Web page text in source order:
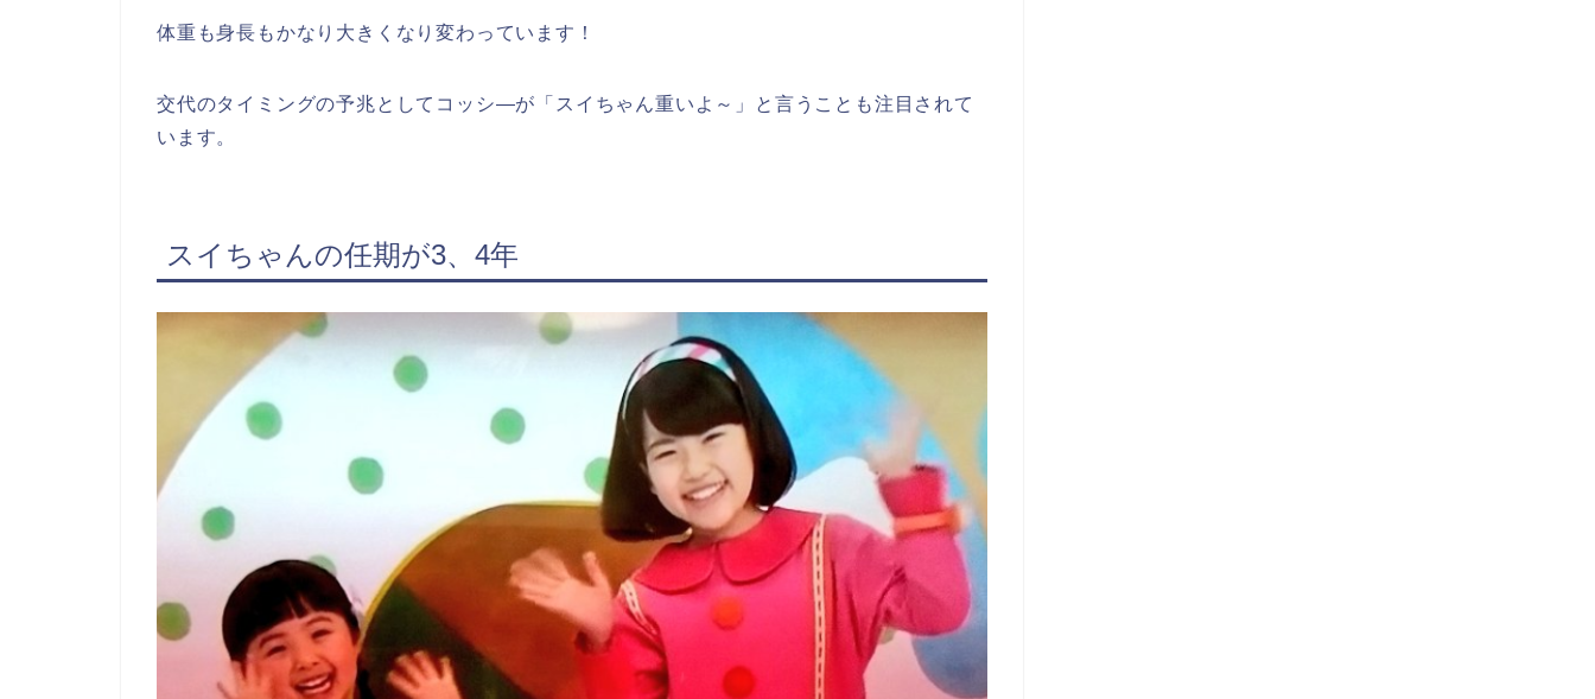
体重も身長もかなり大きくなり変わっています！
交代のタイミングの予兆としてコッシ―が「スイちゃん重いよ～」と言うことも注目されて
います。
スイちゃんの任期が3、4年